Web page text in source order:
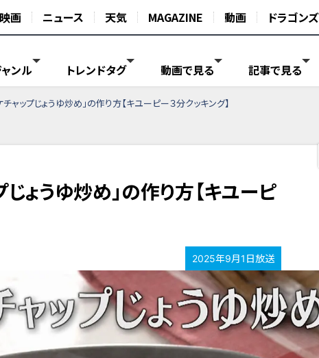
画 ニュース 天気 MAGAZINE 動画 ドラゴンズ
ンル トレンドタグ 動画で見る 記事で見る
ャップじょうゆ炒め」の作り方【キユーピー３分クッキング】
ょうゆ炒め」の作り方【キユーピ
2025年9月1日放送